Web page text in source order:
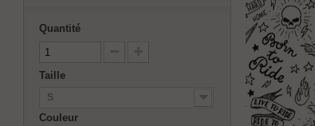
Quantité
Taille
S
Couleur